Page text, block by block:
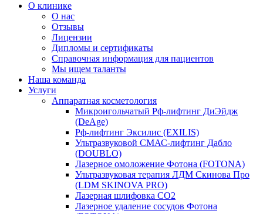
О клинике
О нас
Отзывы
Лицензии
Дипломы и сертификаты
Справочная информация для пациентов
Мы ищем таланты
Наша команда
Услуги
Аппаратная косметология
Микроигольчатый Рф-лифтинг ДиЭйдж
(DeAge)
Рф-лифтинг Эксилис (EXILIS)
Ультразвуковой СМАС-лифтинг Дабло
(DOUBLO)
Лазерное омоложение Фотона (FOTONA)
Ультразвуковая терапия ЛДМ Скинова Про
(LDM SKINOVA PRO)
Лазерная шлифовка CO2
Лазерное удаление сосудов Фотона